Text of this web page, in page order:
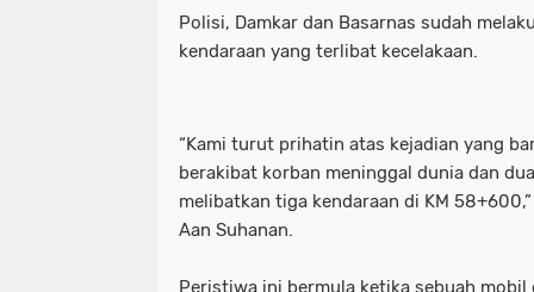
Motret Warga di Ruang Publik Harus
Pelaku Pembacokan Berhasil
Perkuat Ketahanan Pangan Menuju
kpk periksa eks ketua dprd jatim
mayoritas etle meluap hingga
motor sempat diduga melaju
ojol gelar demo digedung dpr
Polisi, Damkar dan Basarnas sudah
kendaraan yang terlibat kecelakaan.
“Kami turut prihatin atas kejadian yang
berakibat korban meninggal dunia dan
melibatkan tiga kendaraan di KM
Aan Suhanan.
Peristiwa ini bermula ketika sebuah